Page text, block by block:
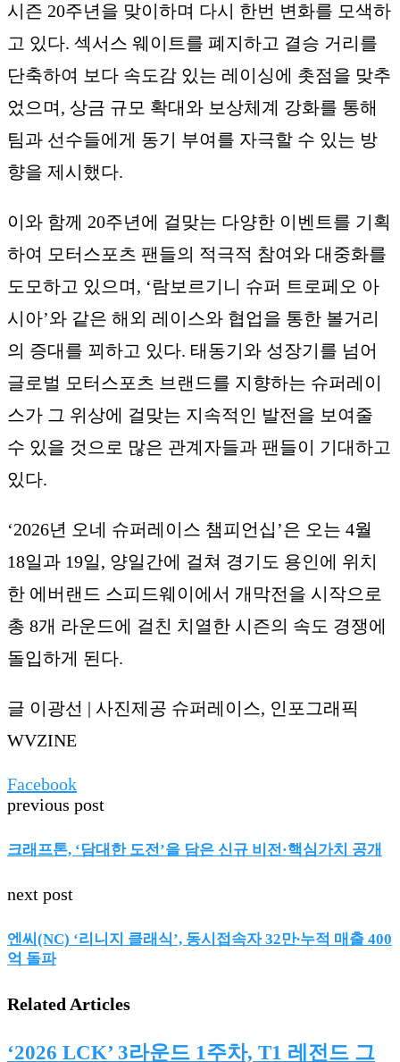
시즌 20주년을 맞이하며 다시 한번 변화를 모색하
고 있다. 섹서스 웨이트를 폐지하고 결승 거리를
단축하여 보다 속도감 있는 레이싱에 촛점을 맞추
었으며, 상금 규모 확대와 보상체계 강화를 통해
팀과 선수들에게 동기 부여를 자극할 수 있는 방
향을 제시했다.
이와 함께 20주년에 걸맞는 다양한 이벤트를 기획
하여 모터스포츠 팬들의 적극적 참여와 대중화를
도모하고 있으며, ‘람보르기니 슈퍼 트로페오 아
시아’와 같은 해외 레이스와 협업을 통한 볼거리
의 증대를 꾀하고 있다. 태동기와 성장기를 넘어
글로벌 모터스포츠 브랜드를 지향하는 슈퍼레이
스가 그 위상에 걸맞는 지속적인 발전을 보여줄
수 있을 것으로 많은 관계자들과 팬들이 기대하고
있다.
‘2026년 오네 슈퍼레이스 챔피언십’은 오는 4월
18일과 19일, 양일간에 걸쳐 경기도 용인에 위치
한 에버랜드 스피드웨이에서 개막전을 시작으로
총 8개 라운드에 걸친 치열한 시즌의 속도 경쟁에
돌입하게 된다.
글 이광선 | 사진제공 슈퍼레이스, 인포그래픽
WVZINE
Facebook
previous post
크래프톤, ‘담대한 도전’을 담은 신규 비전·핵심가치 공개
next post
엔씨(NC) ‘리니지 클래식’, 동시접속자 32만∙누적 매출 400
억 돌파
Related Articles
‘2026 LCK’ 3라운드 1주차, T1 레전드 그